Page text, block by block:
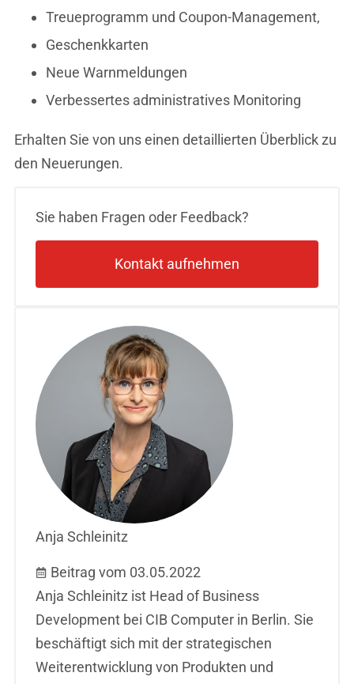
Treueprogramm und Coupon-Management,
Geschenkkarten
Neue Warnmeldungen
Verbessertes administratives Monitoring
Erhalten Sie von uns einen detaillierten Überblick zu
den Neuerungen.
Sie haben Fragen oder Feedback?
Kontakt aufnehmen
Anja Schleinitz
Beitrag vom 03.05.2022
Anja Schleinitz ist Head of Business
Development bei CIB Computer in Berlin. Sie
beschäftigt sich mit der strategischen
Weiterentwicklung von Produkten und